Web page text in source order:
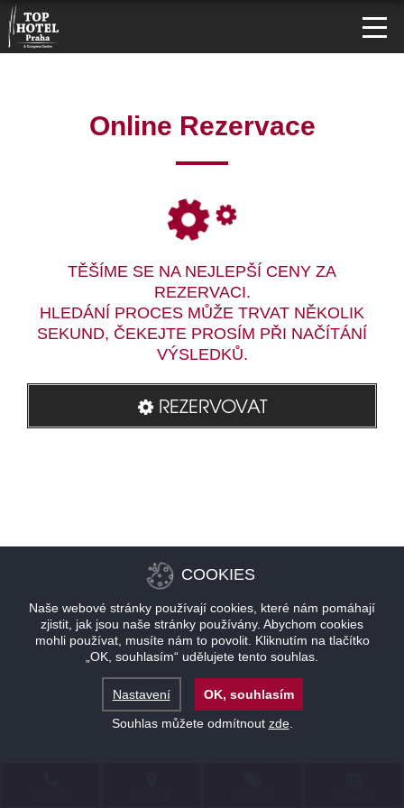
Online Rezervace
TĚŠÍME SE NA NEJLEPŠÍ CENY ZA
REZERVACI.
HLEDÁNÍ PROCES MŮŽE TRVAT NĚKOLIK
SEKUND, ČEKEJTE PROSÍM PŘI NAČÍTÁNÍ
VÝSLEDKŮ.
REZERVOVAT
COOKIES
Naše webové stránky používají cookies, které nám pomáhají
zjistit, jak jsou naše stránky používány. Abychom cookies
mohli používat, musíte nám to povolit. Kliknutím na tlačítko
„OK, souhlasím“ udělujete tento souhlas.
Nastavení
OK, souhlasím
Souhlas můžete odmítnout zde.